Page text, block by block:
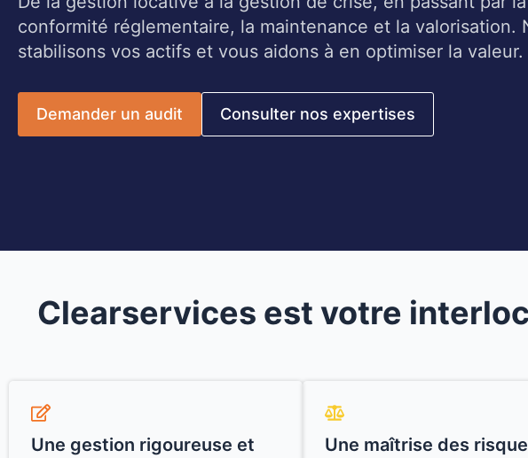
conformité réglementaire, la maintenance et la valorisation.
stabilisons vos actifs et vous aidons à en optimiser la valeur.
Demander un audit Consulter nos expertises
Clearservices est votre
Une gestion rigoureuse et
Une maîtrise des